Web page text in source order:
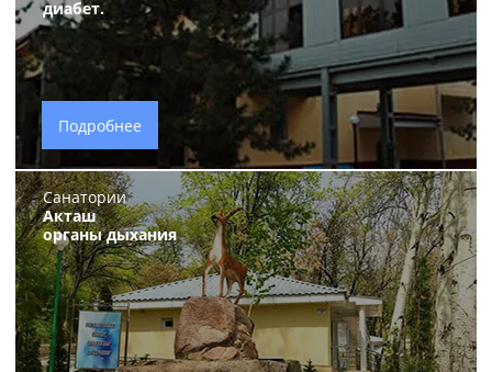
диабет.
Подробнее
Санатории
Акташ
органы дыхания